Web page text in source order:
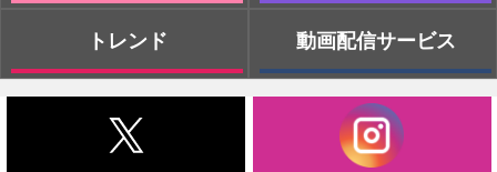
トレンド 動画配信サービス